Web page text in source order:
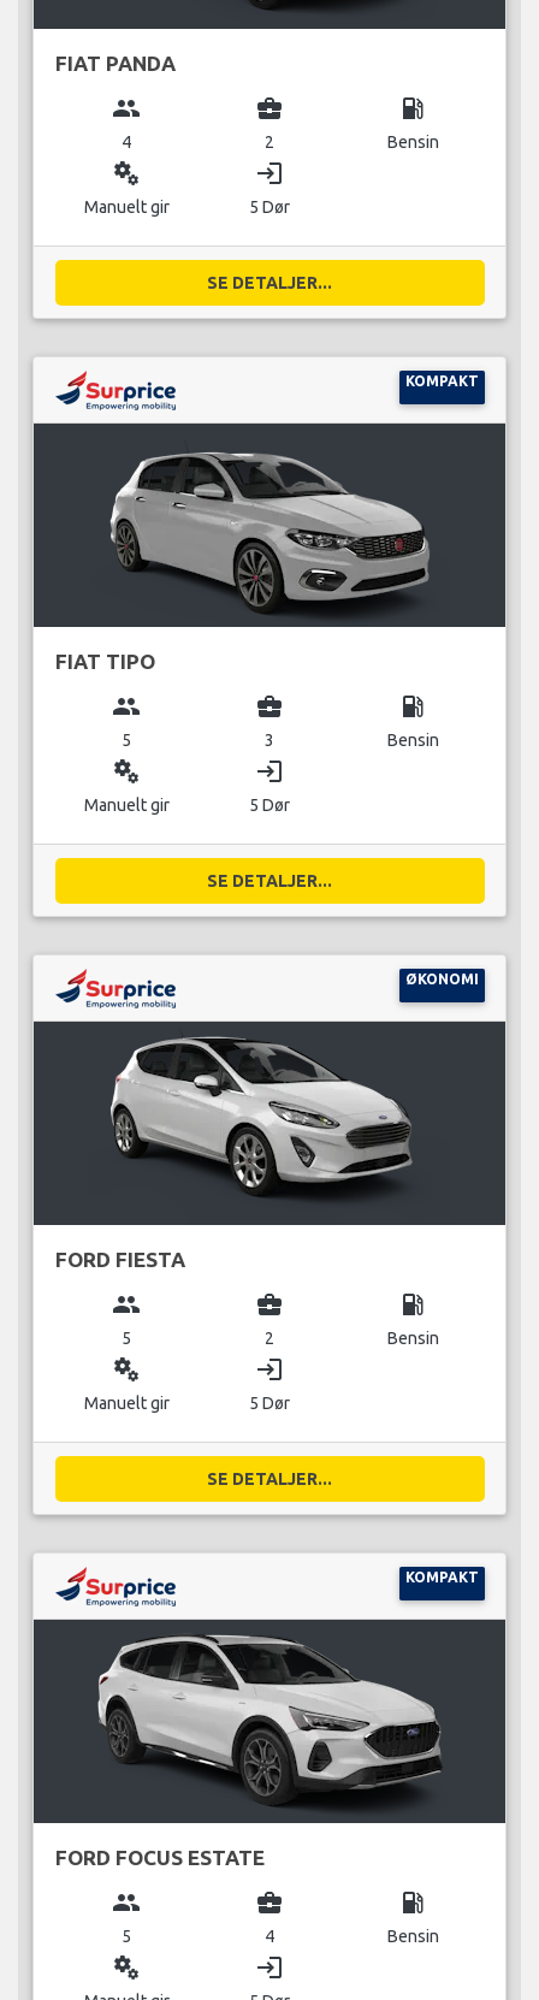
FIAT PANDA
group
4
business_center
2
local_gas_station
Bensin
miscellaneous_services
Manuelt gir
login
5 Dør
SE DETALJER...
KOMPAKT
FIAT TIPO
group
5
business_center
3
local_gas_station
Bensin
miscellaneous_services
Manuelt gir
login
5 Dør
SE DETALJER...
ØKONOMI
FORD FIESTA
group
5
business_center
2
local_gas_station
Bensin
miscellaneous_services
Manuelt gir
login
5 Dør
SE DETALJER...
KOMPAKT
FORD FOCUS ESTATE
group
5
business_center
4
local_gas_station
Bensin
miscellaneous_services login